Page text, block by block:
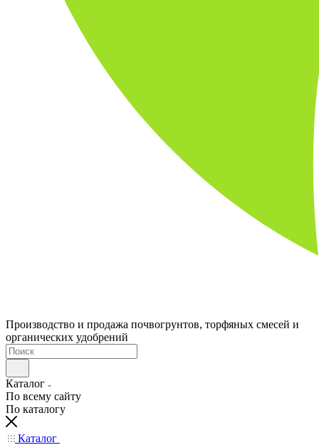
Производство и продажа почвогрунтов, торфяных смесей и
органических удобрений
Каталог
По всему сайту
По каталогу
Каталог